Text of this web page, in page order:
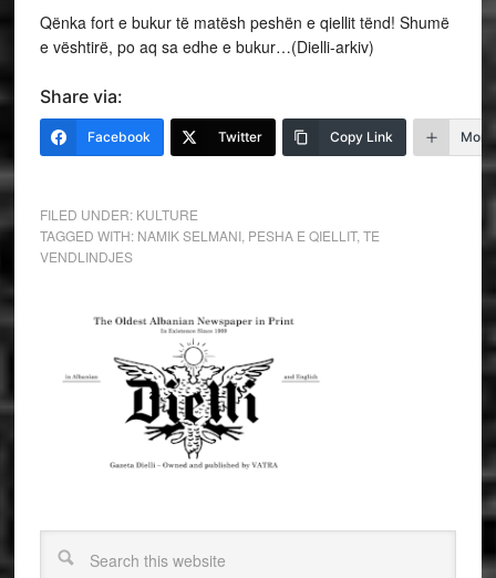
Qënka fort e bukur të matësh peshën e qiellit tënd! Shumë
e vështirë, po aq sa edhe e bukur…(Dielli-arkiv)
Share via:
Facebook Twitter Copy Link More
FILED UNDER: KULTURE
TAGGED WITH: NAMIK SELMANI, PESHA E QIELLIT, TE
VENDLINDJES